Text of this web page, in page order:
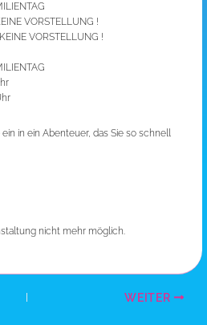
VORSTELLUNG !
VORSTELLUNG !
in ein Abenteuer, das Sie so schnell
nicht mehr möglich.
WEITER